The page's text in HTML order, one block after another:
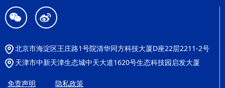
너 넇
北京市海淀区王庄路1号院清华同方科技大厦D座22层2211-2号
天津市中新天津生态城中天大道1620号生态科技园启发大厦
免责声明 隐私政策